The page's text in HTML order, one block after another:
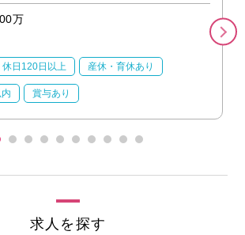
万
休日120日以上 産休・育休あり
賞与あり
求人を探す